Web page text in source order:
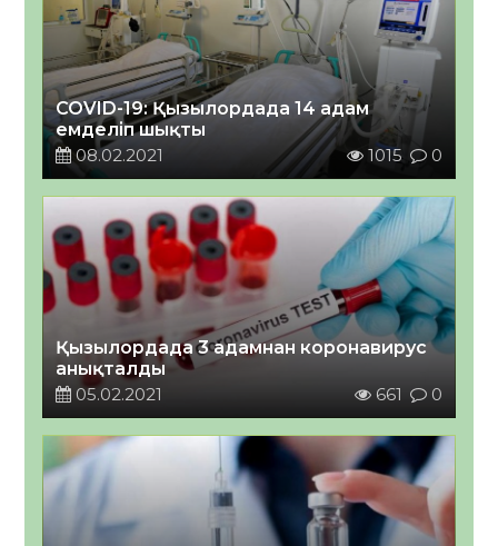
COVID-19: Қызылордада 14 адам
емделіп шықты
08.02.2021
1015 0
Қызылордада 3 адамнан коронавирус
анықталды
05.02.2021
661 0